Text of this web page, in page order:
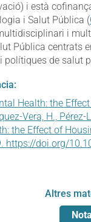
i està
i Salut Pública (
i
Pública centrats
i polítiques de
Health: the
Vera, H.,
the Effect of
https://doi.org/
Altres